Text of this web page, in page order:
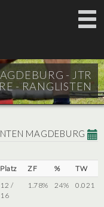
- JTR
- RANGLISTEN
MAGDEBURG
Platz ZF %
TW
12 /
16
1.78% 24% 0.021